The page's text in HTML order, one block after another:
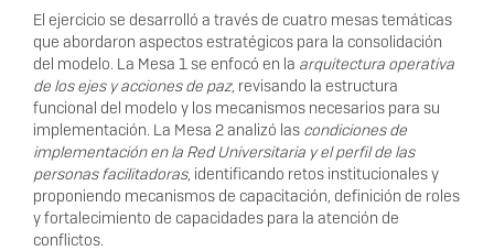
El ejercicio se desarrolló a través de cuatro mesas temáticas
que abordaron aspectos estratégicos para la consolidación
del modelo. La Mesa 1se enfocó en la arquitectura operativa
de los ejes y acciones de paz, revisando la estructura
funcional del modelo y los mecanismos necesarios para su
implementación. La Mesa 2analizó las condiciones de
implementación en la Red Universitaria y el perfil de las
personas facilitadoras, identificando retos institucionales y
proponiendo mecanismos de capacitación, definición de roles
y fortalecimiento de capacidades para la atención de
conflictos.